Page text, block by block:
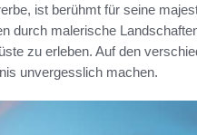
ist berühmt für seine
durch malerische
zu erleben. Auf den
unvergesslich machen.